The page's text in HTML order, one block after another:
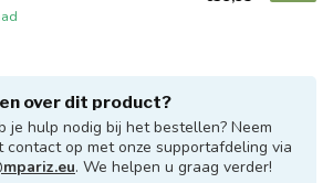
over dit product?
je hulp nodig bij het bestellen? Neem
contact op met onze supportafdeling via
. We helpen u graag verder!